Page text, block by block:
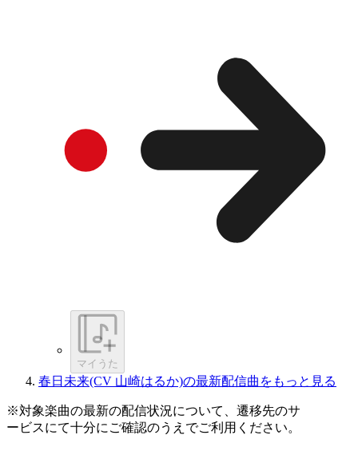
マイうた
春日未来(CV 山崎はるか)の最新配信曲をもっと見る
※対象楽曲の最新の配信状況について、遷移先のサ
ービスにて十分にご確認のうえでご利用ください。